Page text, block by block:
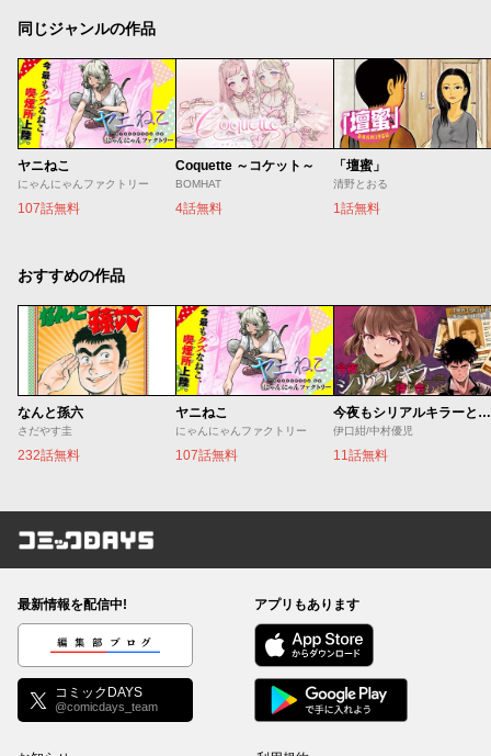
同じジャンルの作品
ヤニねこ
にゃんにゃんファクトリー
107話無料
Coquette ～コケット～
BOMHAT
4話無料
「壇蜜」
清野とおる
1話無料
おすすめの作品
なんと孫六
さだやす圭
232話無料
ヤニねこ
にゃんにゃんファクトリー
107話無料
今夜もシリアルキラーと待ち合わせ
伊口紺/中村優児
11話無料
コミックDAYS
最新情報を配信中!
編集部ブログ
コミックDAYS
@comicdays_team
アプリもあります